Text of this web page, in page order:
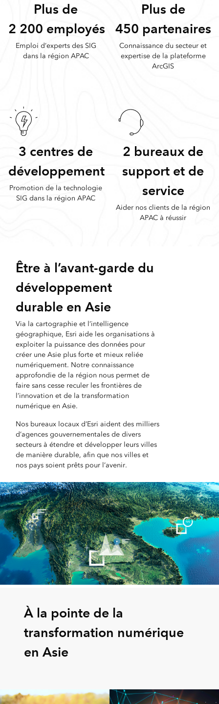
Plus de
2 200 employés
Emploi d’experts des SIG
dans la région APAC
Plus de
450 partenaires
Connaissance du secteur et
expertise de la plateforme
ArcGIS
3 centres de
développement
Promotion de la technologie
SIG dans la région APAC
2 bureaux de
support et de
service
Aider nos clients de la région
APAC à réussir
Être à l’avant-garde du
développement
durable en Asie
Via la cartographie et l’intelligence
géographique, Esri aide les organisations à
exploiter la puissance des données pour
créer une Asie plus forte et mieux reliée
numériquement. Notre connaissance
approfondie de la région nous permet de
faire sans cesse reculer les frontières de
l’innovation et de la transformation
numérique en Asie.
Nos bureaux locaux d’Esri aident des milliers
d’agences gouvernementales de divers
secteurs à étendre et développer leurs villes
de manière durable, afin que nos villes et
nos pays soient prêts pour l’avenir.
À la pointe de la
transformation numérique
en Asie